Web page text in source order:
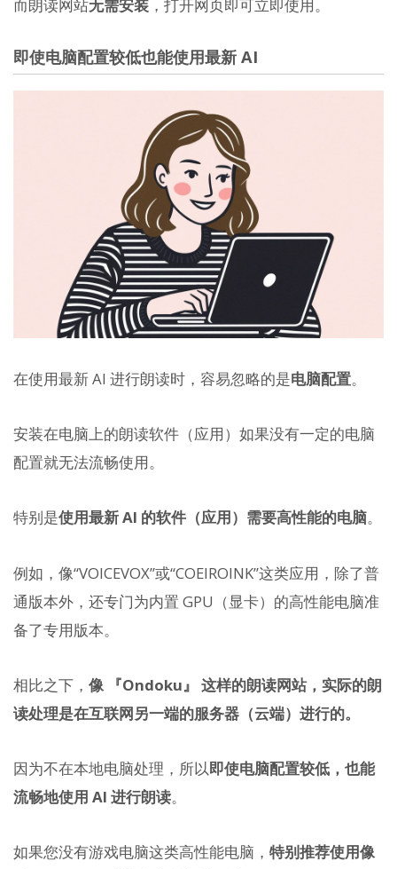
而朗读网站无需安装 ，打开网页即可立即使用。
即使电脑配置较低也能使用最新 AI
在使用最新 AI 进行朗读时，容易忽略的是电脑配置。
安装在电脑上的朗读软件（应用）如果没有一定的电脑
配置就无法流畅使用。
特别是使用最新 AI 的软件（应用）需要高性能的电脑。
例如，像“VOICEVOX”或“COEIROINK”这类应用，除了普
通版本外，还专门为内置 GPU（显卡）的高性能电脑准
备了专用版本。
相比之下， 像 『Ondoku』 这样的朗读网站，实际的朗
读处理是在互联网另一端的服务器（云端）进行的。
因为不在本地电脑处理，所以即使电脑配置较低，也能
流畅地使用 AI 进行朗读。
如果您没有游戏电脑这类高性能电脑， 特别推荐使用像